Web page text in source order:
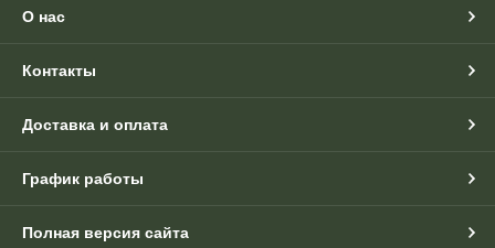
О нас
Контакты
Доставка и оплата
График работы
Полная версия сайта